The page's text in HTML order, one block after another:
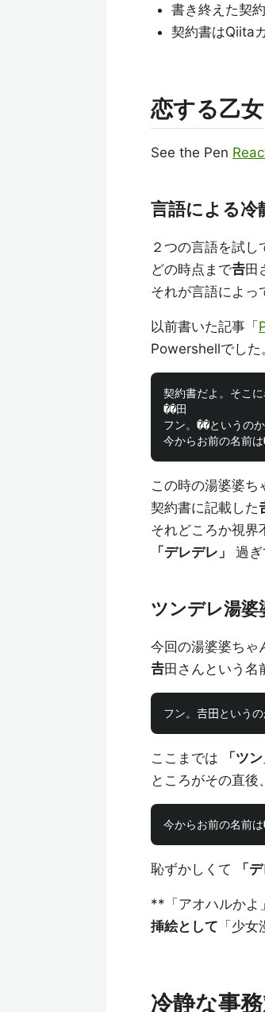
書き終えた契
契約書はQiita
恋する乙
See the Pen
言語による冷
２つの言語を試し
どの時点まで𠮷田
それが言語によっ
以前書いた記事「
Powershellでした
契約書だよ。そこに
��田
フン。��というの
この時の湯婆婆ち
契約書に記載した
それどころか視界
「デレデレ」
過ぎ
ツンデレ湯婆
今回の湯婆婆ちゃ
𠮷田さんという名
ここまでは 「ツン
ところがその直後
恥ずかしくて 「
**「アオハルかよ」
挿絵として 「少
冷静な事